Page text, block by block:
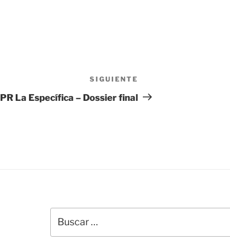
entrada
SIGUIENTE
PR La Específica – Dossier final
por: